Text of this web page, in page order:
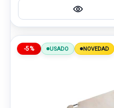
-5% USADO NOVEDAD